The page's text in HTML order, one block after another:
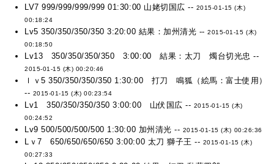
LV7 999/999/999/999 01:30:00 山姥切国広 -- 2015-01-15 (木)
00:18:24
Lv5 350/350/350/350 3:20:00 結果：加州清光 --2015-01-15 (木)
00:18:50
Lv13 350/350/350/350 3:00:00 結果：太刀 燭台切光忠 --
2015-01-15 (木) 00:20:46
ｌｖ5 350/350/350/350 1:30:00 打刀 鳴狐（絵馬：富士使用）
-- 2015-01-15 (木) 00:23:54
Lv1 350/350/350/350 3:00:00 山伏国広 -- 2015-01-15 (木)
00:24:52
Lv9 500/500/500/500 1:30:00 加州清光 -- 2015-01-15 (木) 00:26:36
Lｖ7 650/650/650/650 3:00:00 太刀 獅子王 -- 2015-01-15 (木)
00:27:33